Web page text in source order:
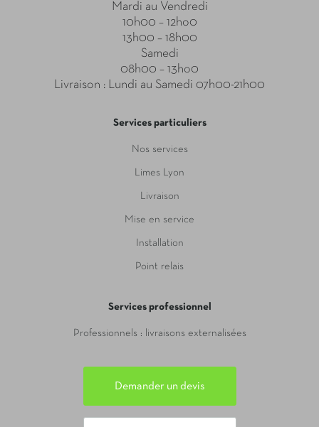
Mardi au Vendredi
10h00 – 12ho0
13h00 – 18h00
Samedi
08h00 – 13ho0
Livraison : Lundi au Samedi 07h00-21h00
Services particuliers
Nos services
Limes Lyon
Livraison
Mise en service
Installation
Point relais
Services professionnel
Professionnels : livraisons externalisées
Demander un devis